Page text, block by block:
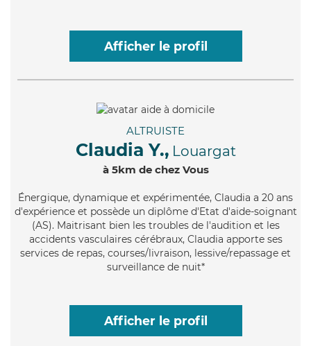
Afficher le profil
ALTRUISTE
Claudia Y., Louargat
à 5km de chez Vous
Énergique, dynamique et expérimentée, Claudia a 20 ans
d'expérience et possède un diplôme d'Etat d'aide-soignant
(AS). Maitrisant bien les troubles de l'audition et les
accidents vasculaires cérébraux, Claudia apporte ses
services de repas, courses/livraison, lessive/repassage et
surveillance de nuit*
Afficher le profil